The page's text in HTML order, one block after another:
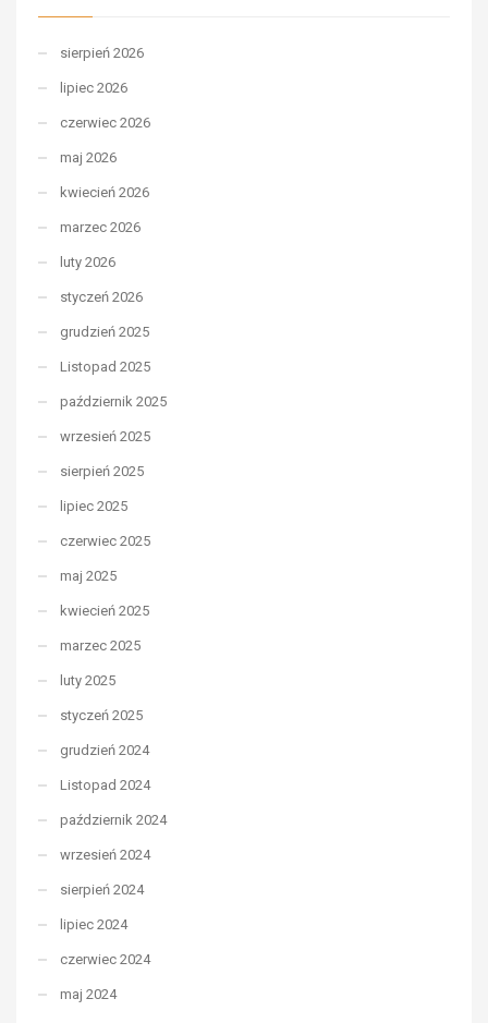
sierpień 2026
lipiec 2026
czerwiec 2026
maj 2026
kwiecień 2026
marzec 2026
luty 2026
styczeń 2026
grudzień 2025
Listopad 2025
październik 2025
wrzesień 2025
sierpień 2025
lipiec 2025
czerwiec 2025
maj 2025
kwiecień 2025
marzec 2025
luty 2025
styczeń 2025
grudzień 2024
Listopad 2024
październik 2024
wrzesień 2024
sierpień 2024
lipiec 2024
czerwiec 2024
maj 2024